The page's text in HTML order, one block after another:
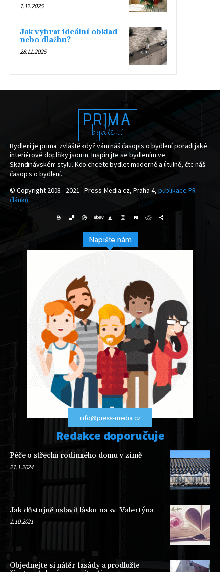
1.12.2025
Jak vybrat ideální obklad
nebo dlažbu?
28.11.2025
PRIMA
bydlení
Bydlení je prima. zvláště když vám náš časopis o bydlení poradí jaké
interiérové doplňky jsou in. Inspirujte se bydlením ve
Skandinávském stylu. Kdo chcete bydlet moderně a útulně, čte náš
časopis o bydlení.
© Copyright 2008 - 2021 - Press-Media.cz, Praha 4, publikace PR
článků
Napište nám
info@press-media.cz
Redakce doporučuje
Péče o střechu rodinného domu v zimě
21.1.2024
Jak důstojně oslavit lásku na sv. Valentýna
1.10.2021
Objednejte si nátěr fasády a prodlužte